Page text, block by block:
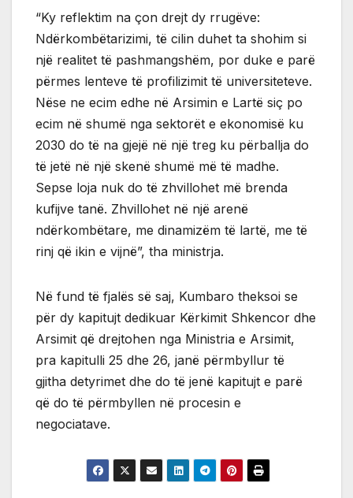
“Ky reflektim na çon drejt dy rrugëve:
Ndërkombëtarizimi, të cilin duhet ta shohim si
një realitet të pashmangshëm, por duke e parë
përmes lenteve të profilizimit të universiteteve.
Nëse ne ecim edhe në Arsimin e Lartë siç po
ecim në shumë nga sektorët e ekonomisë ku
2030 do të na gjejë në një treg ku përballja do
të jetë në një skenë shumë më të madhe.
Sepse loja nuk do të zhvillohet më brenda
kufijve tanë. Zhvillohet në një arenë
ndërkombëtare, me dinamizëm të lartë, me të
rinj që ikin e vijnë”, tha ministrja.
Në fund të fjalës së saj, Kumbaro theksoi se
për dy kapitujt dedikuar Kërkimit Shkencor dhe
Arsimit që drejtohen nga Ministria e Arsimit,
pra kapitulli 25 dhe 26, janë përmbyllur të
gjitha detyrimet dhe do të jenë kapitujt e parë
që do të përmbyllen në procesin e
negociatave.